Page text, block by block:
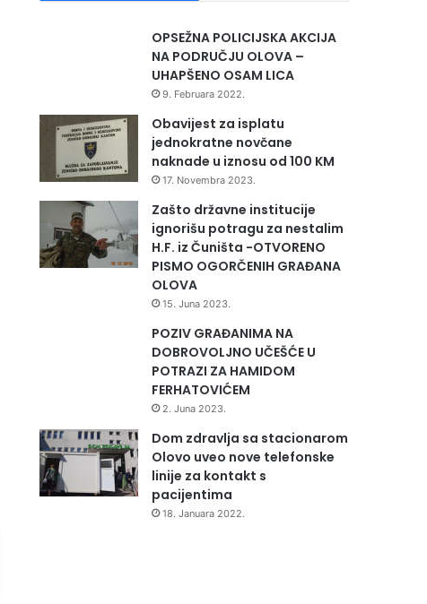
OPSEŽNA POLICIJSKA AKCIJA
NA PODRUČJU OLOVA –
UHAPŠENO OSAM LICA
9. Februara 2022.
Obavijest za isplatu
jednokratne novčane
naknade u iznosu od 100 KM
17. Novembra 2023.
Zašto državne institucije
ignorišu potragu za nestalim
H.F. iz Čuništa -OTVORENO
PISMO OGORČENIH GRAĐANA
OLOVA
15. Juna 2023.
POZIV GRAĐANIMA NA
DOBROVOLJNO UČEŠĆE U
POTRAZI ZA HAMIDOM
FERHATOVIĆEM
2. Juna 2023.
Dom zdravlja sa stacionarom
Olovo uveo nove telefonske
linije za kontakt s
pacijentima
18. Januara 2022.